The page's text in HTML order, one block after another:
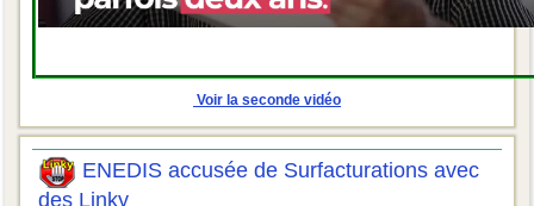
Voir la seconde vidéo
ENEDIS accusée de Surfacturations avec
des Linky